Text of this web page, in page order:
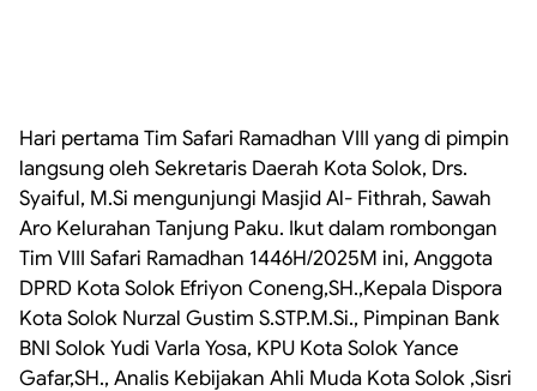
Hari pertama Tim Safari Ramadhan VIII yang di pimpin
langsung oleh Sekretaris Daerah Kota Solok, Drs.
Syaiful, M.Si mengunjungi Masjid Al- Fithrah, Sawah
Aro Kelurahan Tanjung Paku. Ikut dalam rombongan
Tim VIII Safari Ramadhan 1446H/2025M ini, Anggota
DPRD Kota Solok Efriyon Coneng,SH.,Kepala Dispora
Kota Solok Nurzal Gustim S.STP.M.Si., Pimpinan Bank
BNI Solok Yudi Varla Yosa, KPU Kota Solok Yance
Gafar,SH., Analis Kebijakan Ahli Muda Kota Solok ,Sisri